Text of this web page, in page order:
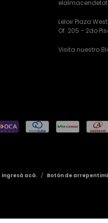
Leloir Plaza
Of. 205 - 2do
Visita nuestro
ingresá acá. / Botón de